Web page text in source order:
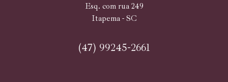
Esq. com rua 249
Itapema - SC
(47) 99245-2661